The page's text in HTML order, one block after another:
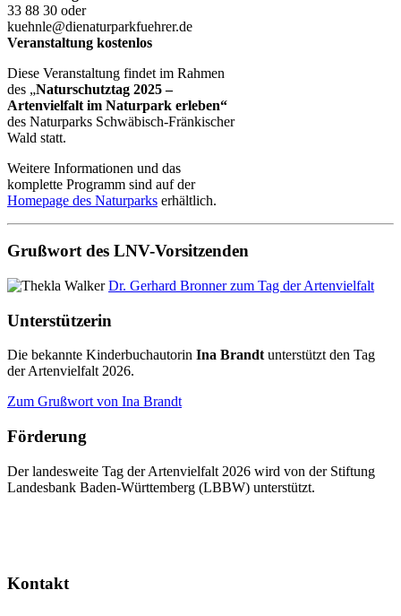
33 88 30 oder
kuehnle@dienaturparkfuehrer.de
Veranstaltung kostenlos
Diese Veranstaltung findet im Rahmen
des „Naturschutztag 2025 –
Artenvielfalt im Naturpark erleben“
des Naturparks Schwäbisch-Fränkischer
Wald statt.
Weitere Informationen und das
komplette Programm sind auf der
Homepage des Naturparks erhältlich.
Grußwort des LNV-Vorsitzenden
Dr. Gerhard Bronner zum Tag der Artenvielfalt
Unterstützerin
Die bekannte Kinderbuchautorin Ina Brandtunterstützt den Tag
der Artenvielfalt 2026.
Zum Grußwort von Ina Brandt
Förderung
Der landesweite Tag der Artenvielfalt 2026 wird von der Stiftung
Landesbank Baden-Württemberg (LBBW) unterstützt.
Kontakt